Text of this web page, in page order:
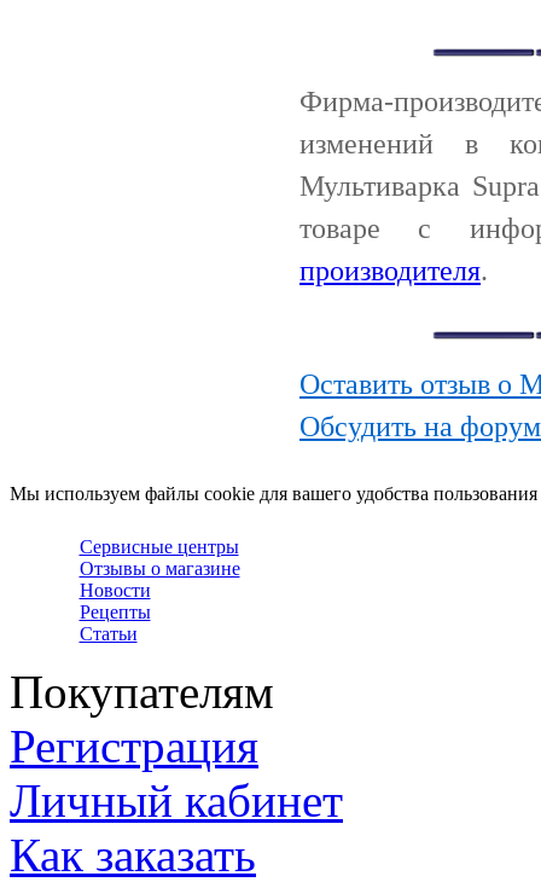
Фирма-
изменений в
Мультиварка
товаре с
производителя.
Оставить отзыв о
Обсудить на
Мы используем файлы cookie для вашего удобства
Сервисные центры
Отзывы о магазине
Новости
Рецепты
Статьи
Покупателям
Регистрация
Личный кабинет
Как заказать